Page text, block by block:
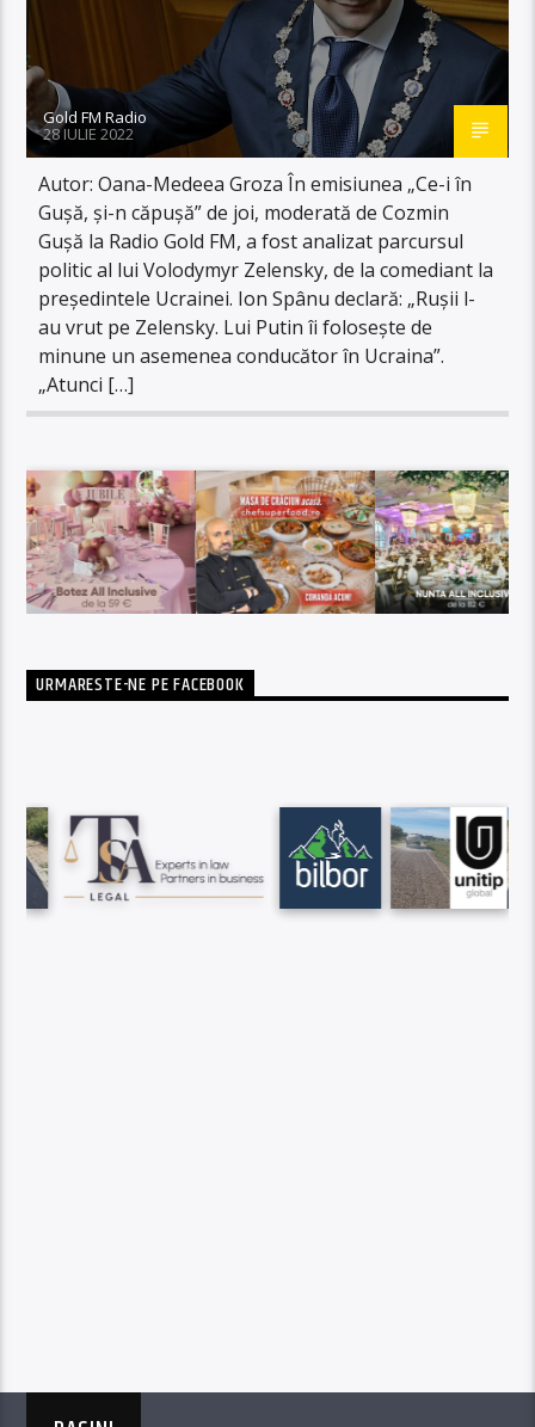
Gold FM Radio
28 IULIE 2022
Autor: Oana-Medeea Groza În emisiunea „Ce-i în
Gușă, și-n căpușă” de joi, moderată de Cozmin
Gușă la Radio Gold FM, a fost analizat parcursul
politic al lui Volodymyr Zelensky, de la comediant la
președintele Ucrainei. Ion Spânu declară: „Rușii l-
au vrut pe Zelensky. Lui Putin îi folosește de
minune un asemenea conducător în Ucraina”.
„Atunci […]
URMARESTE-NE PE FACEBOOK